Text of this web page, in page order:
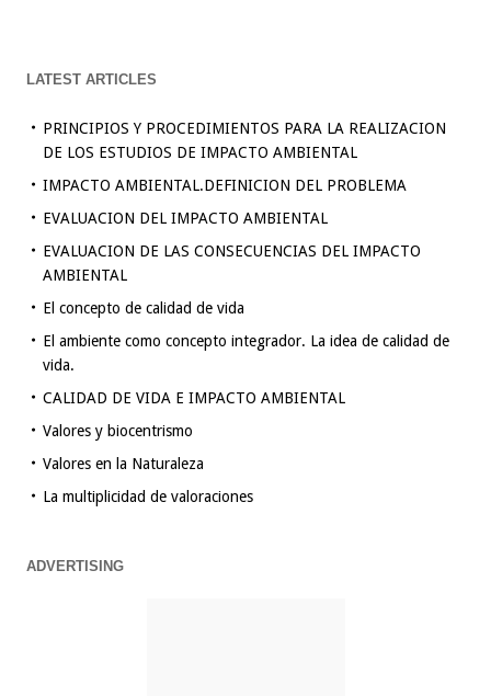
LATEST ARTICLES
PRINCIPIOS Y PROCEDIMIENTOS PARA LA REALIZACION
DE LOS ESTUDIOS DE IMPACTO AMBIENTAL
IMPACTO AMBIENTAL.DEFINICION DEL PROBLEMA
EVALUACION DEL IMPACTO AMBIENTAL
EVALUACION DE LAS CONSECUENCIAS DEL IMPACTO
AMBIENTAL
El concepto de calidad de vida
El ambiente como concepto integrador. La idea de calidad de
vida.
CALIDAD DE VIDA E IMPACTO AMBIENTAL
Valores y biocentrismo
Valores en la Naturaleza
La multiplicidad de valoraciones
ADVERTISING